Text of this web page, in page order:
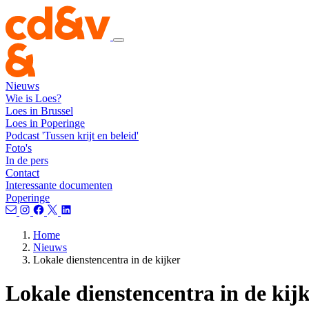
Nieuws
Wie is Loes?
Loes in Brussel
Loes in Poperinge
Podcast 'Tussen krijt en beleid'
Foto's
In de pers
Contact
Interessante documenten
Poperinge
Home
Nieuws
Lokale dienstencentra in de kijker
Lokale dienstencentra in de